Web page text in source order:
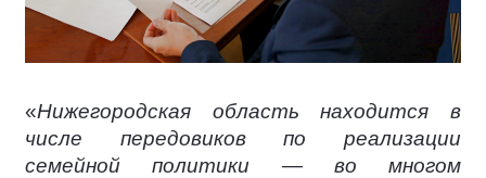
«Нижегородская область находится в
числе передовиков по реализации
семейной политики — во многом